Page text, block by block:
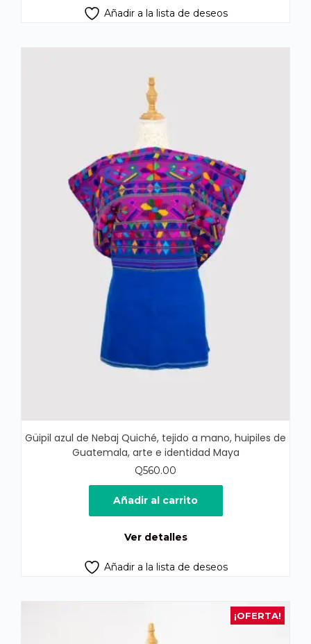
Añadir a la lista de deseos
Güipil azul de Nebaj Quiché, tejido a mano, huipiles de
Guatemala, arte e identidad Maya
Q560.00
Añadir al carrito
Ver detalles
Añadir a la lista de deseos
¡OFERTA!